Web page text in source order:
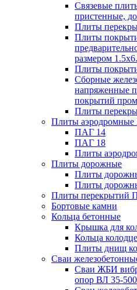
Связевые
пристенные,
Плиты
Плиты
размером
Плиты
Сборные
напряженные
покрытий
Плиты
Плиты
ПАГ 14
ПАГ 18
Плиты
Плиты дорожные
Плиты
Плиты
Плиты перекрытий
Бортовые камни
Кольца бетонные
Крышка для
Кольца
Плиты днищ
Сваи
Сваи ЖБИ
опор ВЛ 35-